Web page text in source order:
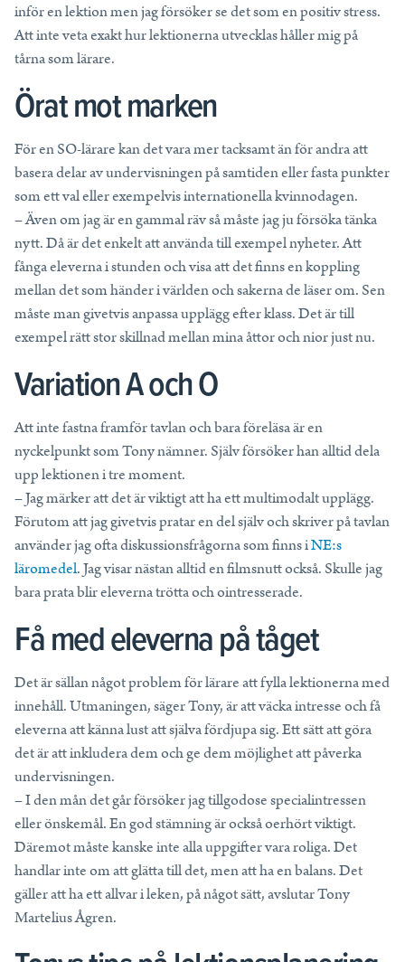
inför en lektion men jag försöker se det som en positiv stress.
Att inte veta exakt hur lektionerna utvecklas håller mig på
tårna som lärare.
Örat mot marken
För en SO-lärare kan det vara mer tacksamt än för andra att
basera delar av undervisningen på samtiden eller fasta punkter
som ett val eller exempelvis internationella kvinnodagen.
– Även om jag är en gammal räv så måste jag ju försöka tänka
nytt. Då är det enkelt att använda till exempel nyheter. Att
fånga eleverna i stunden och visa att det finns en koppling
mellan det som händer i världen och sakerna de läser om. Sen
måste man givetvis anpassa upplägg efter klass. Det är till
exempel rätt stor skillnad mellan mina åttor och nior just nu.
Variation A och O
Att inte fastna framför tavlan och bara föreläsa är en
nyckelpunkt som Tony nämner. Själv försöker han alltid dela
upp lektionen i tre moment.
– Jag märker att det är viktigt att ha ett multimodalt upplägg.
Förutom att jag givetvis pratar en del själv och skriver på tavlan
använder jag ofta diskussionsfrågorna som finns iNE:s
läromedel. Jag visar nästan alltid en filmsnutt också. Skulle jag
bara prata blir eleverna trötta och ointresserade.
Få med eleverna på tåget
Det är sällan något problem för lärare att fylla lektionerna med
innehåll. Utmaningen, säger Tony, är att väcka intresse och få
eleverna att känna lust att själva fördjupa sig. Ett sätt att göra
det är att inkludera dem och ge dem möjlighet att påverka
undervisningen.
– I den mån det går försöker jag tillgodose specialintressen
eller önskemål. En god stämning är också oerhört viktigt.
Däremot måste kanske inte alla uppgifter vara roliga. Det
handlar inte om att glätta till det, men att ha en balans. Det
gäller att ha ett allvar i leken, på något sätt, avslutar Tony
Martelius Ågren.